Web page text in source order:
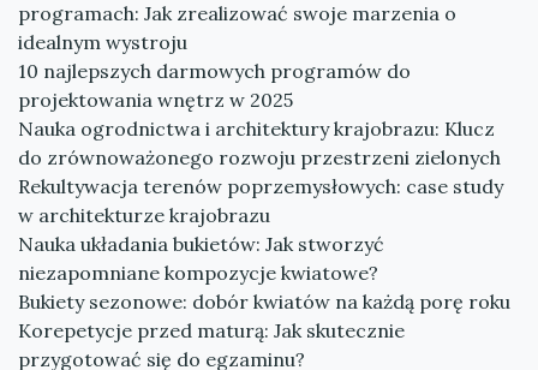
programach: Jak zrealizować swoje marzenia o
idealnym wystroju
10 najlepszych darmowych programów do
projektowania wnętrz w 2025
Nauka ogrodnictwa i architektury krajobrazu: Klucz
do zrównoważonego rozwoju przestrzeni zielonych
Rekultywacja terenów poprzemysłowych: case study
w architekturze krajobrazu
Nauka układania bukietów: Jak stworzyć
niezapomniane kompozycje kwiatowe?
Bukiety sezonowe: dobór kwiatów na każdą porę roku
Korepetycje przed maturą: Jak skutecznie
przygotować się do egzaminu?